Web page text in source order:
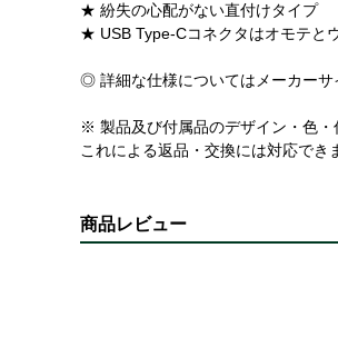
★ 紛失の心配がない直付けタイプ
★ USB Type-Cコネクタはオモテと
◎ 詳細な仕様についてはメーカーサ
※ 製品及び付属品のデザイン・色
これによる返品・交換には対応で
商品レビュー